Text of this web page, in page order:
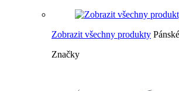
Zobrazit všechny produkty
Značky